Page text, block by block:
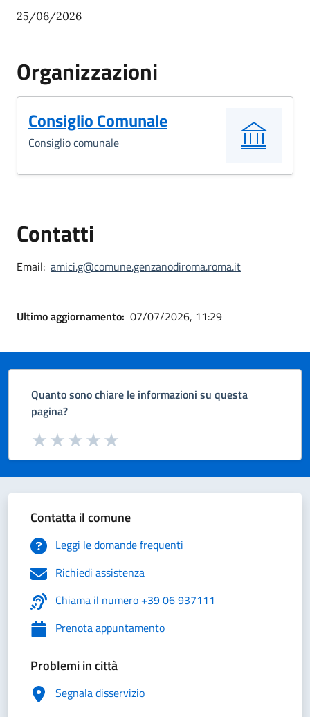
25/06/2026
Organizzazioni
Consiglio Comunale
Consiglio comunale
Contatti
Email: amici.g@comune.genzanodiroma.roma.it
Ultimo aggiornamento: 07/07/2026, 11:29
Quanto sono chiare le informazioni su questa
pagina?
Valuta da 1 a 5 stelle la pagina
Valuta 5 stelle su 5
Valuta 4 stelle su 5
Valuta 3 stelle su 5
Valuta 2 stelle su 5
Valuta 1 stelle su 5
Contatta il comune
Leggi le domande frequenti
Richiedi assistenza
Chiama il numero +39 06 937111
Prenota appuntamento
Problemi in città
Segnala disservizio